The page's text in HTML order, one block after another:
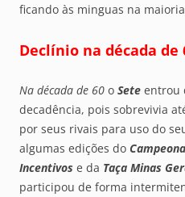
ficando às minguas na
Declínio na década de
Na década de 60 o Sete entrou
decadência, pois sobrevivia
por seus rivais para uso do
algumas edições do
Incentivos e da Taça Minas
participou de forma